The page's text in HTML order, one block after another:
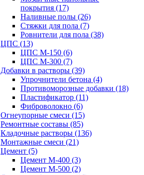
покрытия (17)
Наливные полы (26)
Стяжки для пола (7)
Ровнители для пола (38)
ЦПС (13)
ЦПС М-150 (6)
ЦПС М-300 (7)
Добавки в растворы (39)
Упрочнители бетона (4)
Противоморозные добавки (18)
Пластификатор (11)
Фиброволокно (6)
Огнеупорные смеси (15)
Ремонтные составы (85)
Кладочные растворы (136)
Монтажные смеси (21)
Цемент (5)
Цемент М-400 (3)
Цемент М-500 (2)